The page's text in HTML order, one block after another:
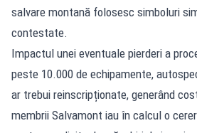
salvare montană folosesc simboluri
contestate.
Impactul unei eventuale pierderi a
peste 10.000 de echipamente,
ar trebui reinscripționate, generând
membrii Salvamont iau în calcul o